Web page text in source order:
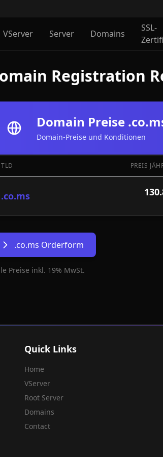
VServer Server Domains
SSL-
Registration
Domain Preise
Domain-Preise und Konditionen
TLD PREIS
.co.ms
.co.ms Orderform
Preise inkl. 19% MwSt.
Quick Links
Home
VServer
Root Server
Domains
Contact